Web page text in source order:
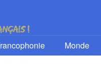
Monde